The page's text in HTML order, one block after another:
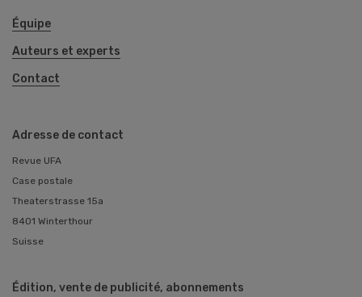
Équipe
Auteurs et experts
Contact
Adresse de contact
Revue UFA
Case postale
Theaterstrasse 15a
8401 Winterthour
Suisse
Édition, vente de publicité, abonnements